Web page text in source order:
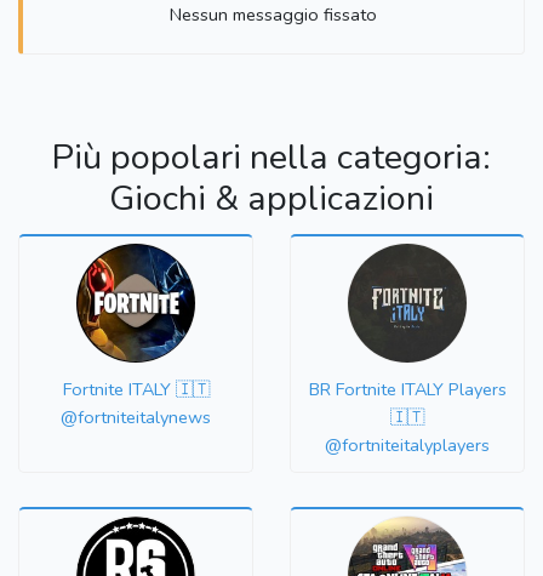
Nessun messaggio fissato
Più popolari nella categoria:
Giochi & applicazioni
Fortnite ITALY 🇮🇹
@fortniteitalynews
BR Fortnite ITALY Players
🇮🇹
@fortniteitalyplayers